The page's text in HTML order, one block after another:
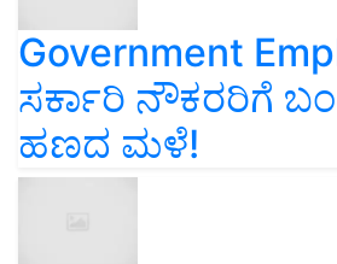
Government
ಸರ್ಕಾರಿ ನೌಕರರಿಗೆ
ಹಣದ ಮಳೆ!